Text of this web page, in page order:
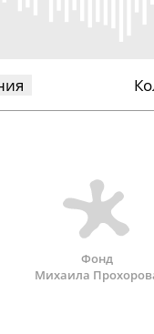
Фонд
Михаила